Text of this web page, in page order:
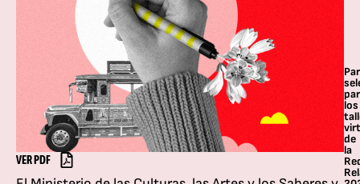
VER PDF
los
de
la